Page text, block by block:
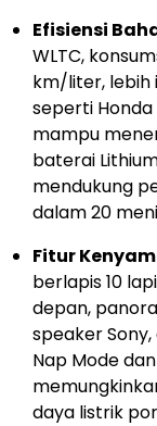
Efisiensi
WLTC,
km/liter, lebih
seperti Honda
mampu
baterai
mendukung
dalam 20
Fitur
berlapis 10
depan,
speaker
Nap Mode
daya listrik